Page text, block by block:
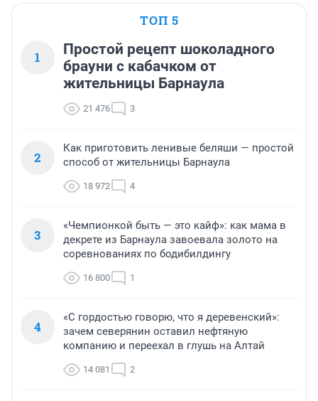
ТОП 5
1
Простой рецепт шоколадного
брауни с кабачком от
жительницы Барнаула
21 476 3
2
Как приготовить ленивые беляши — простой
способ от жительницы Барнаула
18 972 4
3
«Чемпионкой быть — это кайф»: как мама в
декрете из Барнаула завоевала золото на
соревнованиях по бодибилдингу
16 800 1
4
«С гордостью говорю, что я деревенский»:
зачем северянин оставил нефтяную
компанию и переехал в глушь на Алтай
14 081 2